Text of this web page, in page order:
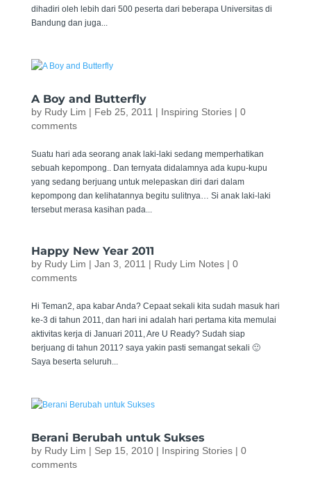
dihadiri oleh lebih dari 500 peserta dari beberapa Universitas di
Bandung dan juga...
A Boy and Butterfly
by Rudy Lim | Feb 25, 2011 | Inspiring Stories| 0
comments
Suatu hari ada seorang anak laki-laki sedang memperhatikan
sebuah kepompong.. Dan ternyata didalamnya ada kupu-kupu
yang sedang berjuang untuk melepaskan diri dari dalam
kepompong dan kelihatannya begitu sulitnya… Si anak laki-laki
tersebut merasa kasihan pada...
Happy New Year 2011
by Rudy Lim | Jan 3, 2011 | Rudy Lim Notes| 0
comments
Hi Teman2, apa kabar Anda? Cepaat sekali kita sudah masuk hari
ke-3 di tahun 2011, dan hari ini adalah hari pertama kita memulai
aktivitas kerja di Januari 2011, Are U Ready? Sudah siap
berjuang di tahun 2011? saya yakin pasti semangat sekali 🙂
Saya beserta seluruh...
Berani Berubah untuk Sukses
by Rudy Lim | Sep 15, 2010| Inspiring Stories| 0
comments